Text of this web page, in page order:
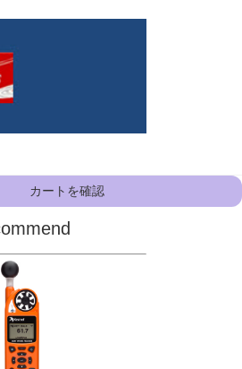
カートを確認